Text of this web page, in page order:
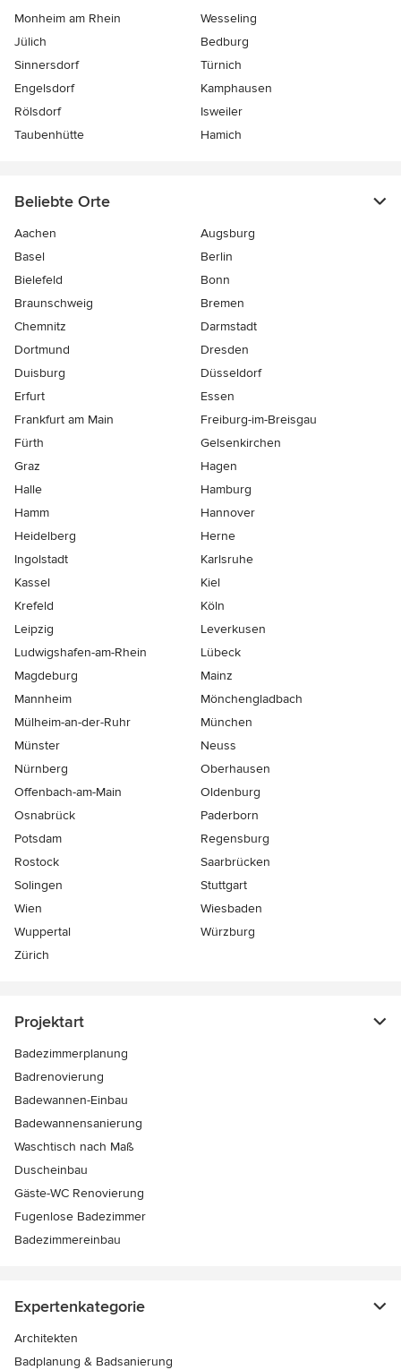
Monheim am Rhein
Wesseling
Jülich
Bedburg
Sinnersdorf
Türnich
Engelsdorf
Kamphausen
Rölsdorf
Isweiler
Taubenhütte
Hamich
Beliebte Orte
Aachen
Augsburg
Basel
Berlin
Bielefeld
Bonn
Braunschweig
Bremen
Chemnitz
Darmstadt
Dortmund
Dresden
Duisburg
Düsseldorf
Erfurt
Essen
Frankfurt am Main
Freiburg-im-Breisgau
Fürth
Gelsenkirchen
Graz
Hagen
Halle
Hamburg
Hamm
Hannover
Heidelberg
Herne
Ingolstadt
Karlsruhe
Kassel
Kiel
Krefeld
Köln
Leipzig
Leverkusen
Ludwigshafen-am-Rhein
Lübeck
Magdeburg
Mainz
Mannheim
Mönchen­gladbach
Mülheim-an-der-Ruhr
München
Münster
Neuss
Nürnberg
Oberhausen
Offenbach-am-Main
Oldenburg
Osnabrück
Paderborn
Potsdam
Regensburg
Rostock
Saarbrücken
Solingen
Stuttgart
Wien
Wiesbaden
Wuppertal
Würzburg
Zürich
Projektart
Badezimmerplanung
Badrenovierung
Badewannen-Einbau
Badewannensanierung
Waschtisch nach Maß
Duscheinbau
Gäste-WC Renovierung
Fugenlose Badezimmer
Badezimmereinbau
Expertenkategorie
Architekten
Badplanung & Badsanierung